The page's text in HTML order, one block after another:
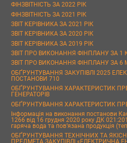
ФІНЗВІТНІСТЬ ЗА 2022 РІК
ФІНЗВІТНІСТЬ ЗА 2021 РІК
ЗВІТ КЕРІВНИКА ЗА 2021 РІК
ЗВІТ КЕРІВНИКА ЗА 2020 РІК
ЗВІТ КЕРІВНИКА ЗА 2019 РІК
ЗВІТ ПРО ВИКОНАННЯ ФІНПЛАНУ ЗА 1
ЗВІТ ПРО ВИКОНАННЯ ФІНПЛАНУ ЗА 6
ОБҐРУНТУВАННЯ ЗАКУПІВЛІ 2025
ПОСТАНОВИ 710
ОБҐРУНТУВАННЯ ХАРАКТЕРИСТИК
ГЕНЕРАТОРІВ
ОБҐРУНТУВАННЯ ХАРАКТЕРИСТИК
Інформація на виконання постанови
1266 від 16 грудня 2020 року ДК
гаряча вода та пов’язана продукція
ОБҐРУНТУВАННЯ ТЕХНІЧНИХ ТА